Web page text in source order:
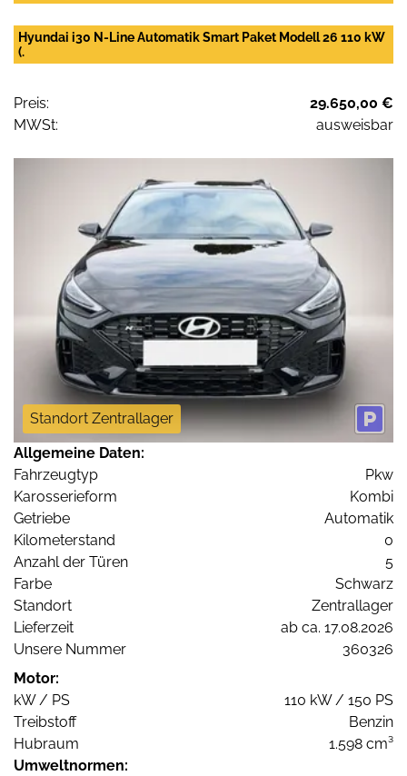
Hyundai i30 N-Line Automatik Smart Paket Modell 26 110 kW
(.
Preis:
29.650,00 €
MWSt:
ausweisbar
Standort Zentrallager
Allgemeine Daten:
Fahrzeugtyp
Pkw
Karosserieform
Kombi
Getriebe
Automatik
Kilometerstand
0
Anzahl der Türen
5
Farbe
Schwarz
Standort
Zentrallager
Lieferzeit
ab ca. 17.08.2026
Unsere Nummer
360326
Motor:
kW / PS
110 kW / 150 PS
Treibstoff
Benzin
Hubraum
1.598 cm³
Umweltnormen: